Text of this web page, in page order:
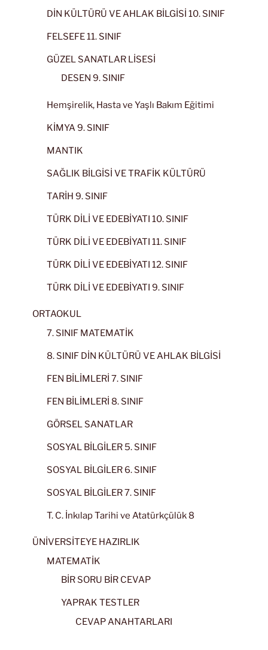
DİN KÜLTÜRÜ VE AHLAK BİLGİSİ 10. SINIF
FELSEFE 11. SINIF
GÜZEL SANATLAR LİSESİ
DESEN 9. SINIF
Hemşirelik, Hasta ve Yaşlı Bakım Eğitimi
KİMYA 9. SINIF
MANTIK
SAĞLIK BİLGİSİ VE TRAFİK KÜLTÜRÜ
TARİH 9. SINIF
TÜRK DİLİ VE EDEBİYATI 10. SINIF
TÜRK DİLİ VE EDEBİYATI 11. SINIF
TÜRK DİLİ VE EDEBİYATI 12. SINIF
TÜRK DİLİ VE EDEBİYATI 9. SINIF
ORTAOKUL
7. SINIF MATEMATİK
8. SINIF DİN KÜLTÜRÜ VE AHLAK BİLGİSİ
FEN BİLİMLERİ 7. SINIF
FEN BİLİMLERİ 8. SINIF
GÖRSEL SANATLAR
SOSYAL BİLGİLER 5. SINIF
SOSYAL BİLGİLER 6. SINIF
SOSYAL BİLGİLER 7. SINIF
T. C. İnkılap Tarihi ve Atatürkçülük 8
ÜNİVERSİTEYE HAZIRLIK
MATEMATİK
BİR SORU BİR CEVAP
YAPRAK TESTLER
CEVAP ANAHTARLARI